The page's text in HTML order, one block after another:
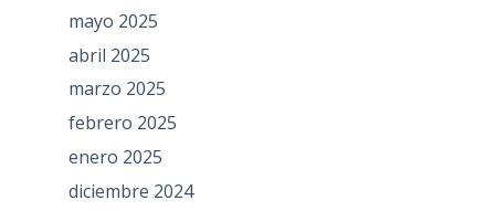
mayo 2025
abril 2025
marzo 2025
febrero 2025
enero 2025
diciembre 2024